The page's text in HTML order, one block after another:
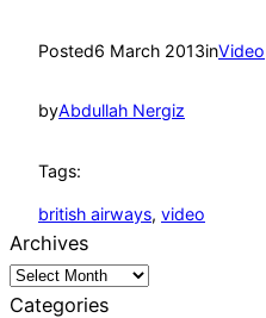
Posted6 March 2013inVideo
byAbdullah Nergiz
Tags:
british airways, video
Archives
Categories